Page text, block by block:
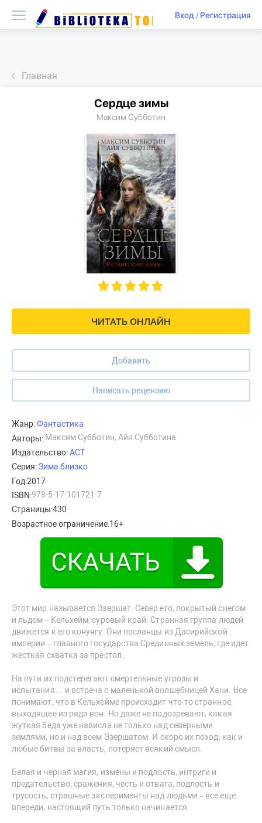
Вход/ Регистрация
Главная
ЧИТАТЬ ОНЛАЙН
Добавить
Написать рецензию
Сердце зимы
Максим Субботин
Жанр:Фантастика
Авторы: Максим Субботин, Айя Субботина
Издательство:АСТ
Серия:Зима близко
Год:2017
ISBN:978-5-17-101721-7
Страницы:430
Возрастное ограничение:16+
Этот мир называется Эзершат. Север его, покрытый снегом
и льдом – Кельхейм, суровый край. Странная группа людей
движется к его конунгу. Они посланцы из Дасирийской
империи – главного государства Срединных земель, где идет
жесткая схватка за престол.
На пути их подстерегают смертельные угрозы и
испытания… и встреча с маленькой волшебницей Хани. Все
понимают, что в Кельхейме происходит что-то странное,
выходящее из ряда вон. Но даже не подозревают, какая
жуткая беда уже нависла не только над северными
землями, но и над всем Эзершатом. И скоро их поход, как и
любые битвы за власть, потеряет всякий смысл.
Белая и черная магия, измены и подлость, интриги и
предательство, сражения, честь и отвага, подлость и
трусость, страшные эксперименты над людьми – все еще
впереди, настоящий путь только начинается.